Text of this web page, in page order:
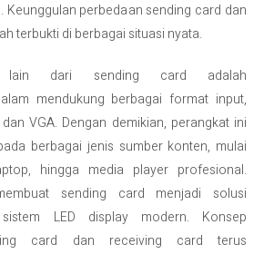
Keunggulan perbedaan sending card dan
terbukti di berbagai situasi nyata.
lain dari sending card adalah
mendukung berbagai format input,
VGA. Dengan demikian, perangkat ini
berbagai jenis sumber konten, mulai
hingga media player profesional.
sending card menjadi solusi
LED display modern. Konsep
card dan receiving card terus